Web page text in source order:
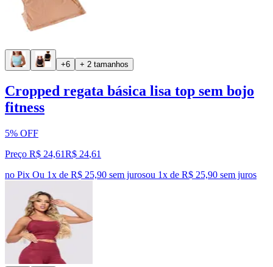
+6 + 2 tamanhos
Cropped regata básica lisa top sem bojo
fitness
5% OFF
Preço R$ 24,61R$ 24,61
no Pix Ou 1x de R$ 25,90 sem jurosou 1x de R$ 25,90 sem juros